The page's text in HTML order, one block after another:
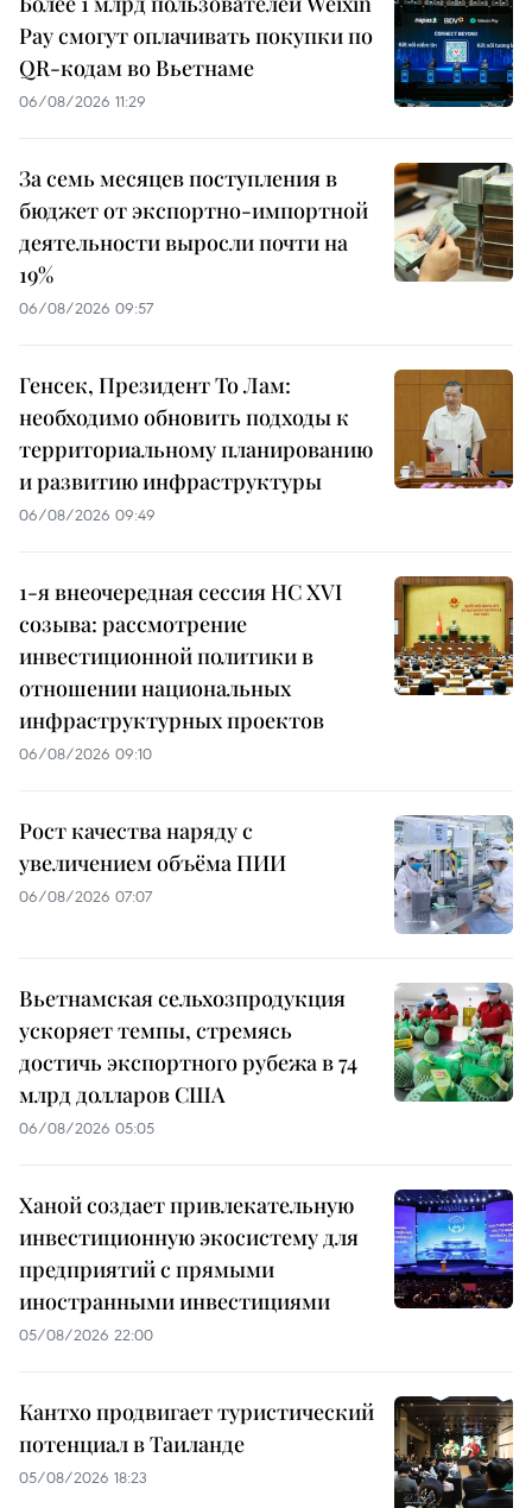
Pay смогут оплачивать покупки по
QR-кодам во Вьетнаме
06/08/2026 11:29
За семь месяцев поступления в
бюджет от экспортно-импортной
деятельности выросли почти на
19%
06/08/2026 09:57
Генсек, Президент То Лам:
необходимо обновить подходы к
территориальному планированию
и развитию инфраструктуры
06/08/2026 09:49
1-я внеочередная сессия НС XVI
созыва: рассмотрение
инвестиционной политики в
отношении национальных
инфраструктурных проектов
06/08/2026 09:10
Рост качества наряду с
увеличением объёма ПИИ
06/08/2026 07:07
Вьетнамская сельхозпродукция
ускоряет темпы, стремясь
достичь экспортного рубежа в 74
млрд долларов США
06/08/2026 05:05
Ханой создает привлекательную
инвестиционную экосистему для
предприятий с прямыми
иностранными инвестициями
05/08/2026 22:00
Кантхо продвигает туристический
потенциал в Таиланде
05/08/2026 18:23